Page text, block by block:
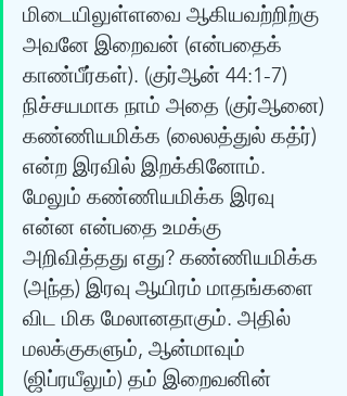
மிடையிலுள்ளவை ஆகியவற்றிற்கு
அவனே இறைவன் (என்பதைக்
காண்பீர்கள்). (குர்‍ஆன் 44:1-7)
நிச்சயமாக நாம் அதை (குர்ஆனை)
கண்ணியமிக்க (லைலத்துல் கத்ர்)
என்ற இரவில் இறக்கினோம்.
மேலும் கண்ணியமிக்க இரவு
என்ன என்பதை உமக்கு
அறிவித்தது எது? கண்ணியமிக்க
(அந்த) இரவு ஆயிரம் மாதங்களை
விட மிக மேலானதாகும். அதில்
மலக்குகளும், ஆன்மாவும்
(ஜிப்ரயீலும்) தம் இறைவனின்